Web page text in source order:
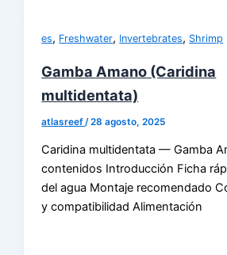
es, Freshwater, Invertebrates, Shrimp
Gamba Amano (Caridina
multidentata)
atlasreef /28 agosto, 2025
Caridina multidentata — Gamba
contenidos Introducción Ficha
del agua Montaje recomendado
y compatibilidad Alimentación